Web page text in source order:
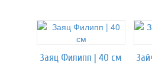
Заяц Филипп | 40 см